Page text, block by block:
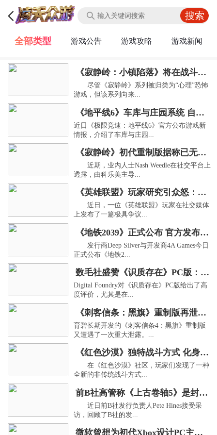
全部类型 游戏公告 游戏攻略 游戏新闻
《寂静岭：小镇陷落》将在战斗与潜行玩法中取得平衡
尽管《寂静岭》系列被归类为“心理”恐怖
游戏，但该系列向来...
《地平线6》车库与庄园系统 自定义功能更自由
近日《极限竞速：地平线6》官方公布游戏新
情报，介绍了车库与庄园...
《寂静岭》初代重制版据称已无限期延期
近期，业内人士Nash Weedle在社交平台上
透露，由科乐美主导...
《英雄联盟》玩家研究引众怒：把队友胜率与例假挂钩
近日，一位《英雄联盟》玩家在社交媒体
上发布了一篇极具争议...
《地铁2039》正式公布 官方发布游戏主视图
发行商Deep Silver与开发商4A Games今日
正式公布《地铁2...
数毛社盛赞《识质存在》PC版：光追效果惊艳！
Digital Foundry对《识质存在》PC版给出了高
度评价，尤其是在...
《刺客信条：黑旗》重制版再泄露：曝新增角色与剧情
育碧长期开发的《刺客信条4：黑旗》重制版
又遭遇了一次重大泄露。...
《红色沙漠》独特战斗方式 化身德鲁伊释放蜂群！
在《红色沙漠》社区，玩家们发现了一种
全新的非传统战斗方式...
前B社高管称《上古卷轴5》是封神时刻
近日前B社发行负责人Pete Hines接受采
访，回顾了B社的发...
微软曾想为初代Xbox设计PC主机混合系统